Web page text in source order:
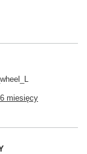
miesięcy